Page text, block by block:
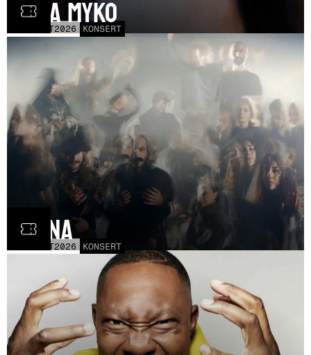
OCT2026 KONSERT
Olga Myko
OCT2026 KONSERT
Fauna